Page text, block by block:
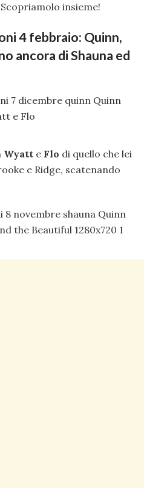
insieme!
4 febbraio: Quinn,
ancora di Shauna ed
Wyatt e Flo di quello che lei
e Ridge, scatenando